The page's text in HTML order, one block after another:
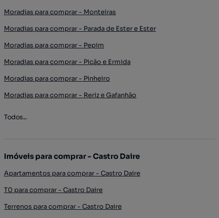
Moradias para comprar - Monteiras
Moradias para comprar - Parada de Ester e Ester
Moradias para comprar - Pepim
Moradias para comprar - Picão e Ermida
Moradias para comprar - Pinheiro
Moradias para comprar - Reriz e Gafanhão
Todos...
Imóveis para comprar - Castro Daire
Apartamentos para comprar - Castro Daire
T0 para comprar - Castro Daire
Terrenos para comprar - Castro Daire